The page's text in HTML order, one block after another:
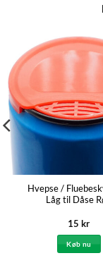
Hvepse /
Låg til Dåse
15kr
Køb nu